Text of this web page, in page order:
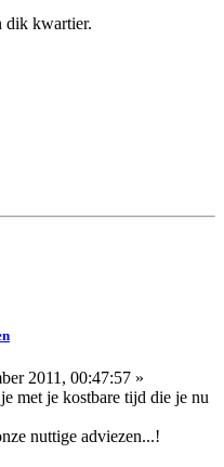
dik kwartier.
2011, 00:47:57 »
met je kostbare tijd die je nu
nuttige adviezen...!